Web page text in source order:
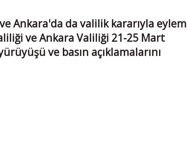
Ankara'da da valilik kararıyla eylem
ve Ankara Valiliği 21-25 Mart
ve basın açıklamalarını